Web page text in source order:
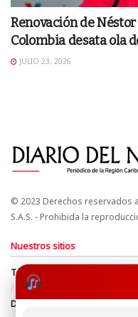
Renovación de
Colombia desata ola
JULIO 23, 2026
© 2023 Derechos reservados
S.A.S. - Prohibida la
Nuestros sitios
Términos y Condiciones
Política de uso de cookies
Directrices Editoriales